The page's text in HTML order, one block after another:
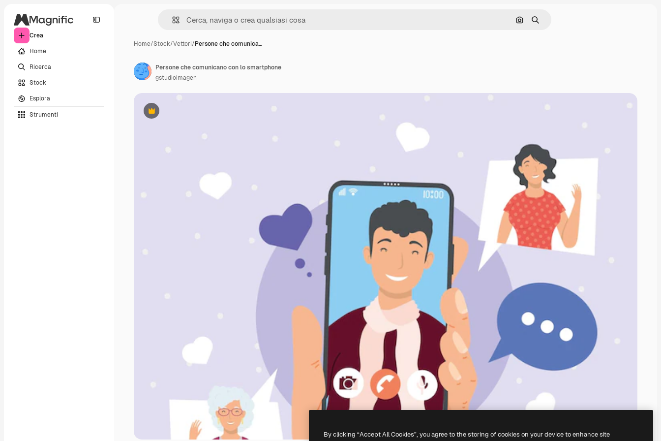
Crea
Home
Ricerca
Stock
Esplora
Strumenti
Cerca per immagine
Ricerca
Home/Stock/Vettori/Persone che comunica…
Premium
Persone che comunicano con lo smartphone
gstudioimagen
By clicking “Accept All Cookies”, you agree to the storing of cookies on your device to enhance site